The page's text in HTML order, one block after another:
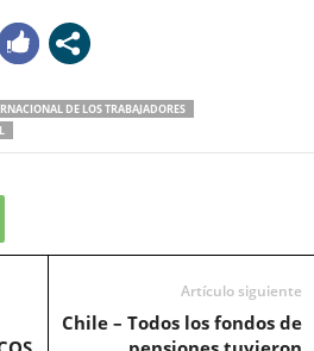
DE LOS TRABAJADORES
Artículo siguiente
Chile – Todos los fondos de